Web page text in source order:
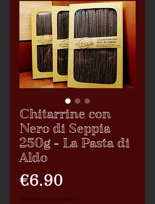
Chitarrine con
Nero di Seppia
250g - La Pasta di
Aldo
€6.90
Spedizione standard